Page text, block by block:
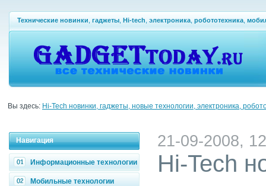
Технические новинки гаджеты Hi-tech электроника робототехника
Вы здесь: Hi-Tech новинки, гаджеты, новые технологии, электроника,
Навигация
Информационные технологии
Мобильные технологии
21-09-2008,
Hi-Tech